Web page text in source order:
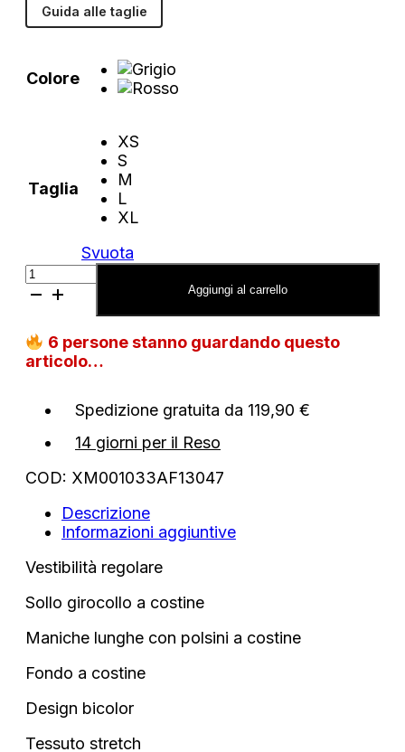
Guida alle taglie
Colore
Taglia
XS
S
M
L
XL
Svuota
Felpa
Armani
tessuto
stretch
Aggiungi al carrello
6 persone stanno guardando questo
articolo…
Spedizione gratuita da 119,90 €
14 giorni per il Reso
COD: XM001033AF13047
Descrizione
Informazioni aggiuntive
Vestibilità regolare
Sollo girocollo a costine
Maniche lunghe con polsini a costine
Fondo a costine
Design bicolor
Tessuto stretch